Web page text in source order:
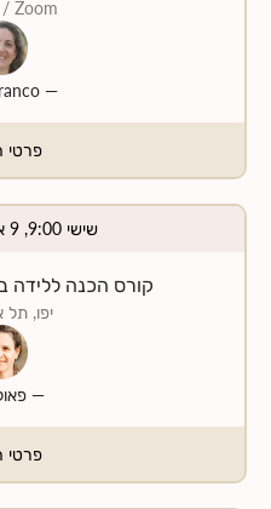
Zoom
—
פרטי
שישי 9:00, 9 אוקטובר 2026
קורס הכנה ללידה
יפו, תל
—
פרטי